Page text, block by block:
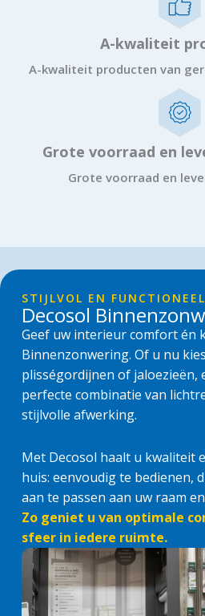
A-kwaliteit
A-kwaliteit producten van
Grote voorraad en
Grote voorraad en
STIJLVOL EN FUNCTIONEEL
Decosol
Geef uw interieur comfort én
Binnenzonwering. Of u nu
plisségordijnen of jaloezieën,
perfecte combinatie van
stijlvolle afwerking.
Met Decosol haalt u kwaliteit
huis: eenvoudig te bedienen,
aan te passen aan uw raam
Zo geniet u van optimale
sfeer in iedere ruimte.